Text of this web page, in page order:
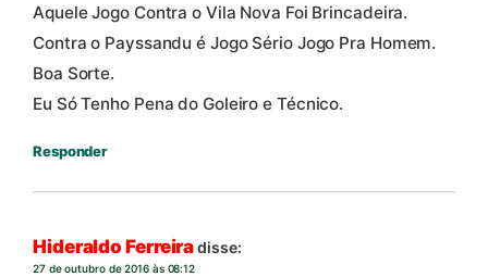
Aquele Jogo Contra o Vila Nova Foi Brincadeira.
Contra o Payssandu é Jogo Sério Jogo Pra Homem.
Boa Sorte.
Eu Só Tenho Pena do Goleiro e Técnico.
Responder
Hideraldo Ferreiradisse:
27 de outubro de 2016 às 08:12